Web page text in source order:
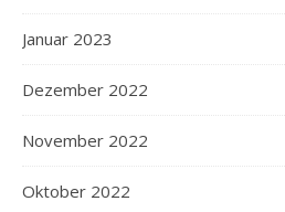
Januar 2023
Dezember 2022
November 2022
Oktober 2022